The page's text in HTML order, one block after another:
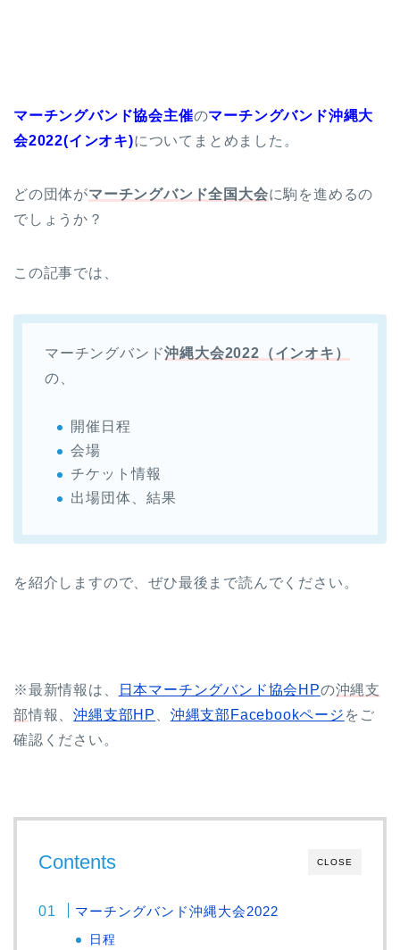
マーチングバンド協会主催のマーチングバンド沖縄大
会2022(インオキ)についてまとめました。
どの団体がマーチングバンド全国大会に駒を進めるの
でしょうか？
この記事では、
マーチングバンド沖縄大会2022（インオキ）
の、
開催日程
会場
チケット情報
出場団体、結果
を紹介しますので、ぜひ最後まで読んでください。
※最新情報は、 日本マーチングバンド協会HPの沖縄支
部情報、沖縄支部HP 沖縄支部Facebookページ をご
確認ください。
CLOSE
Contents
マーチングバンド沖縄大会2022
日程